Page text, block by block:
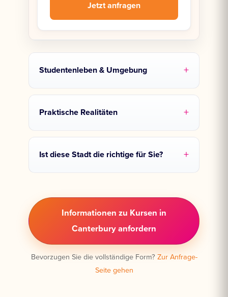
Jetzt anfragen
Studentenleben & Umgebung
Praktische Realitäten
Ist diese Stadt die richtige für Sie?
Informationen zu Kursen in
Canterbury anfordern
Bevorzugen Sie die vollständige Form? Zur Anfrage-
Seite gehen